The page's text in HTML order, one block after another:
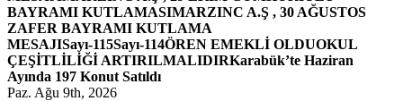
BAYRAMI KUTLAMASIMARZINC A.Ş , 30 AĞUSTOS
ZAFER BAYRAMI KUTLAMA
MESAJISayı-115Sayı-114ÖREN EMEKLİ OLDUOKUL
ÇEŞİTLİLİĞİ ARTIRILMALIDIRKarabük’te Haziran
Ayında 197 Konut Satıldı
Paz. Ağu 9th, 2026